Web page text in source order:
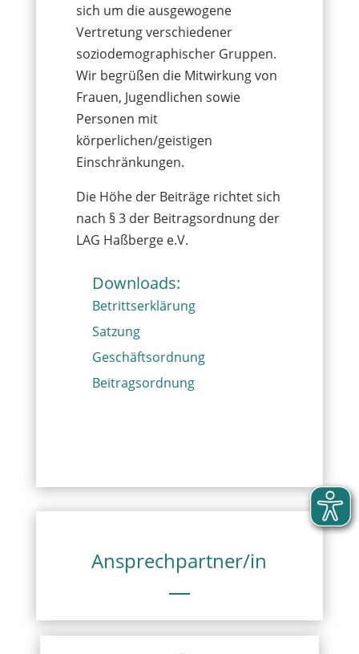
sich um die ausgewogene
Vertretung verschiedener
soziodemographischer Gruppen.
Wir begrüßen die Mitwirkung von
Frauen, Jugendlichen sowie
Personen mit
körperlichen/geistigen
Einschränkungen.
Die Höhe der Beiträge richtet sich
nach § 3 der Beitragsordnung der
LAG Haßberge e.V.
Downloads:
Betrittserklärung
Satzung
Geschäftsordnung
Beitragsordnung
Ansprechpartner/in